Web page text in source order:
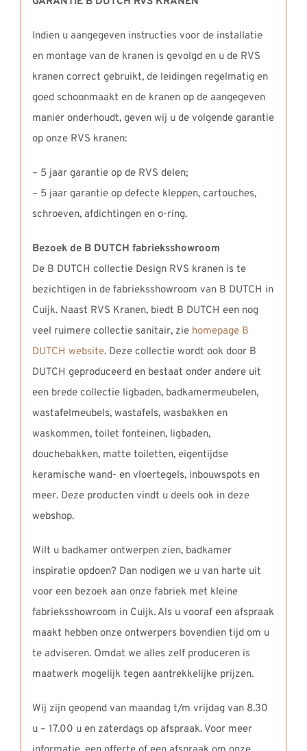
Indien u aangegeven instructies voor de installatie
en montage van de kranen is gevolgd en u de RVS
kranen correct gebruikt, de leidingen regelmatig en
goed schoonmaakt en de kranen op de aangegeven
manier onderhoudt, geven wij u de volgende garantie
op onze RVS kranen:
– 5 jaar garantie op de RVS delen;
– 5 jaar garantie op defecte kleppen, cartouches,
schroeven, afdichtingen en o-ring.
Bezoek de B DUTCH fabrieksshowroom
De B DUTCH collectie Design RVS kranen is te
bezichtigen in de fabrieksshowroom van B DUTCH in
Cuijk. Naast RVS Kranen, biedt B DUTCH een nog
veel ruimere collectie sanitair, zie homepage B
DUTCH website. Deze collectie wordt ook door B
DUTCH geproduceerd en bestaat onder andere uit
een brede collectie ligbaden, badkamermeubelen,
wastafelmeubels, wastafels, wasbakken en
waskommen, toilet fonteinen, ligbaden,
douchebakken, matte toiletten, eigentijdse
keramische wand- en vloertegels, inbouwspots en
meer. Deze producten vindt u deels ook in deze
webshop.
Wilt u badkamer ontwerpen zien, badkamer
inspiratie opdoen? Dan nodigen we u van harte uit
voor een bezoek aan onze fabriek met kleine
fabrieksshowroom in Cuijk. Als u vooraf een afspraak
maakt hebben onze ontwerpers bovendien tijd om u
te adviseren. Omdat we alles zelf produceren is
maatwerk mogelijk tegen aantrekkelijke prijzen.
Wij zijn geopend van maandag t/m vrijdag van 8.30
u – 17.00 u en zaterdags op afspraak. Voor meer